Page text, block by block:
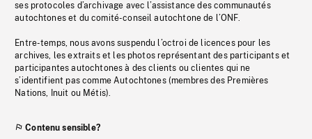
ses protocoles d’archivage avec l’assistance des communautés
autochtones et du comité-conseil autochtone de l’ONF.
Entre-temps, nous avons suspendu l’octroi de licences pour les
archives, les extraits et les photos représentant des participants et
participantes autochtones à des clients ou clientes qui ne
s’identifient pas comme Autochtones (membres des Premières
Nations, Inuit ou Métis).
Contenu sensible?